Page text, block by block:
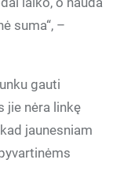
suma“, –
gauti
jie nėra linkę
jaunesniam